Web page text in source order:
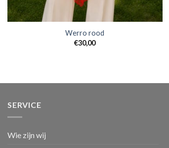
Werro rood
€30,00
SERVICE
Wie zijn wij